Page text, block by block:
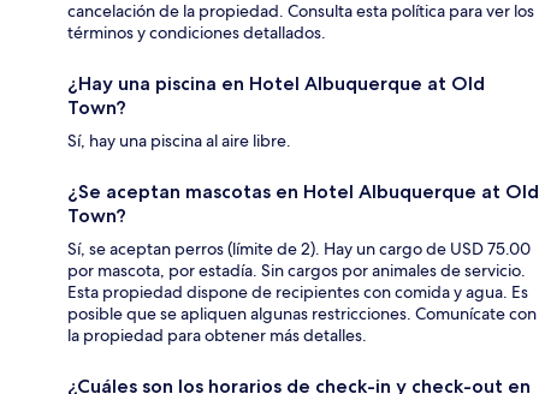
cancelación de la propiedad. Consulta esta política para ver los
términos y condiciones detallados.
¿Hay una piscina en Hotel Albuquerque at Old
Town?
Sí, hay una piscina al aire libre.
¿Se aceptan mascotas en Hotel Albuquerque at Old
Town?
Sí, se aceptan perros (límite de 2). Hay un cargo de USD 75.00
por mascota, por estadía. Sin cargos por animales de servicio.
Esta propiedad dispone de recipientes con comida y agua. Es
posible que se apliquen algunas restricciones. Comunícate con
la propiedad para obtener más detalles.
¿Cuáles son los horarios de check-in y check-out en